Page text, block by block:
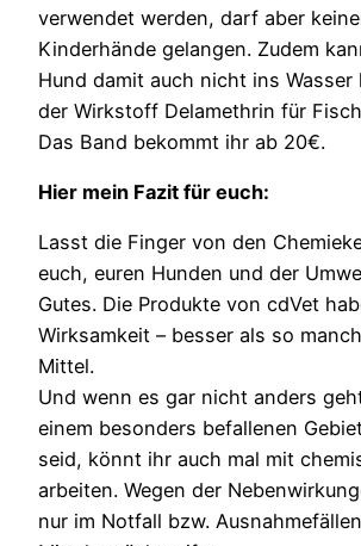
verwendet werden, darf aber
Kinderhände gelangen. Zudem
Hund damit auch nicht ins Wasser
der Wirkstoff Delamethrin für
Das Band bekommt ihr ab 20€.
Hier mein Fazit für euch:
Lasst die Finger von den
euch, euren Hunden und der
Gutes. Die Produkte von cdVet
Wirksamkeit – besser als so
Mittel.
Und wenn es gar nicht anders
einem besonders befallenen
seid, könnt ihr auch mal mit
arbeiten. Wegen der
nur im Notfall bzw.